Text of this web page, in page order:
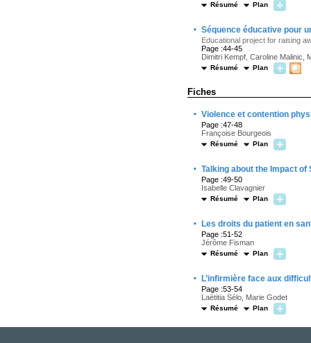
Résumé Plan
· Séquence éducative pour
Educational project for raising
Page :44-45
Dimitri Kempf, Caroline Malinic,
Résumé Plan
Fiches
· Violence et contention
Page :47-48
Françoise Bourgeois
Résumé Plan
· Talking about the Impact of
Page :49-50
Isabelle Clavagnier
Résumé Plan
· Les droits du patient en
Page :51-52
Jérôme Fisman
Résumé Plan
· L’infirmière face aux
Page :53-54
Laëtitia Sélo, Marie Godet
Résumé Plan